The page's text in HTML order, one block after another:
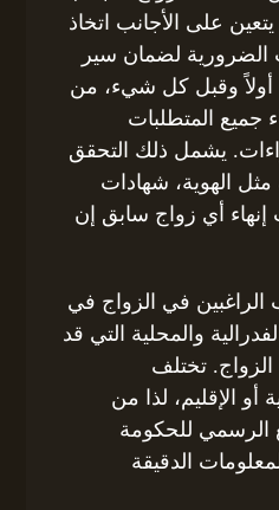
على الأجانب اتخاذ
لضمان سير
أولاً وقبل كل شيء، من
جميع المتطلبات
يشمل ذلك التحقق
الهوية، شهادات
إنهاء أي زواج سابق إن
الراغبين في الزواج في
والمحلية التي قد
تختلف
أو الإقليم، لذا من
الرسمي للحكومة
الدقيقة